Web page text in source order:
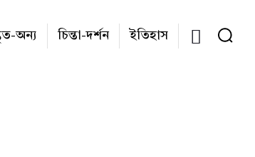
অন্য চিন্তা-দর্শন ইতিহাস